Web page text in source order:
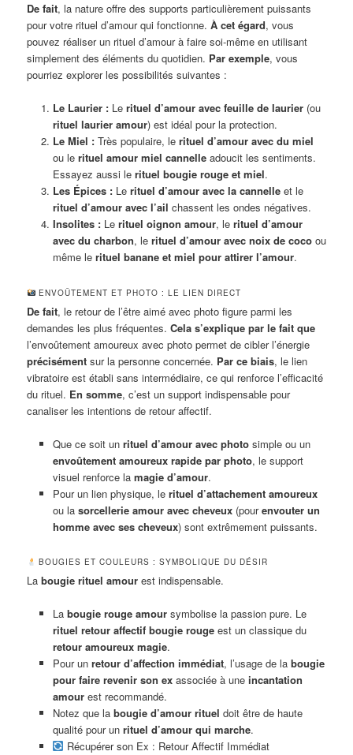
De fait, la nature offre des supports particulièrement puissants
pour votre rituel d’amour qui fonctionne.À cet égard, vous
pouvez réaliser un rituel d’amour à faire soi-même en utilisant
simplement des éléments du quotidien. Par exemple, vous
pourriez explorer les possibilités suivantes :
Le Laurier :Le rituel d’amour avec feuille de laurier(ou
rituel laurier amour) est idéal pour la protection.
Le Miel :Très populaire, le rituel d’amour avec du miel
ou le rituel amour miel cannelleadoucit les sentiments.
Essayez aussi le rituel bougie rouge et miel.
Les Épices :Le rituel d’amour avec la cannelleet le
rituel d’amour avec l’ail chassent les ondes négatives.
Insolites :Le rituel oignon amour, le rituel d’amour
avec du charbon, le rituel d’amour avec noix de cocoou
même le rituel banane et miel pour attirer l’amour.
ENVOÛTEMENT ET PHOTO : LE LIEN DIRECT
De fait, le retour de l’être aimé avec photo figure parmi les
demandes les plus fréquentes.Cela s’explique par le fait que
l’envoûtement amoureux avec photo permet de cibler l’énergie
précisément sur la personne concernée. Par ce biais, le lien
vibratoire est établi sans intermédiaire, ce qui renforce l’efficacité
du rituel. En somme, c’est un support indispensable pour
canaliser les intentions de retour affectif.
Que ce soit un rituel d’amour avec photosimple ou un
envoûtement amoureux rapide par photo, le support
visuel renforce la magie d’amour.
Pour un lien physique, le rituel d’attachement amoureux
ou la sorcellerie amour avec cheveux(pourenvouter un
homme avec ses cheveux) sont extrêmement puissants.
BOUGIES ET COULEURS : SYMBOLIQUE DU DÉSIR
Labougie rituel amour est indispensable.
La bougie rouge amoursymbolise la passion pure. Le
rituel retour affectif bougie rougeest un classique du
retour amoureux magie.
Pour un retour d’affection immédiat, l’usage de la bougie
pour faire revenir son exassociée à une incantation
amourest recommandé.
Notez que la bougie d’amour rituel doit être de haute
qualité pour un rituel d’amour qui marche.
Récupérer son Ex : Retour Affectif Immédiat